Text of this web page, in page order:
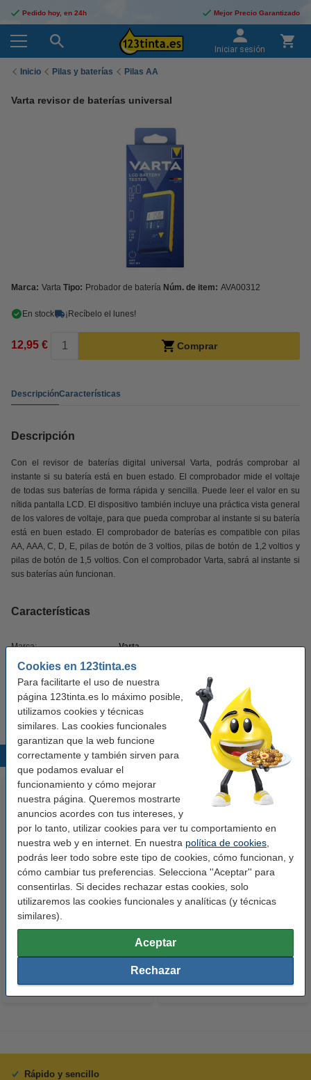
Cookies en 123tinta.es
Para facilitarte el uso de nuestra
página 123tinta.es lo máximo posible,
utilizamos cookies y técnicas
similares. Las cookies funcionales
garantizan que la web funcione
correctamente y también sirven para
que podamos evaluar el
funcionamiento y cómo mejorar
nuestra página. Queremos mostrarte
anuncios acordes con tus intereses, y
por lo tanto, utilizar cookies para ver tu comportamiento en
nuestra web y en internet. En nuestra política de cookies
podrás leer todo sobre este tipo de cookies, cómo funcionan, y
cómo cambiar tus preferencias. Selecciona ''Aceptar'' para
consentirlas. Si decides rechazar estas cookies, solo
utilizaremos las cookies funcionales y analíticas (y técnicas
similares).
Aceptar
Rechazar
Pedido hoy, en 24h Mejor Precio Garantizado
Iniciar sesión
Inicio Pilas y baterías Pilas AA
Varta revisor de baterías universal
Marca: Varta Tipo: Probador de batería Núm. de item: AVA00312
En stock ¡Recíbelo el lunes!
12,95 € Comprar
DescripciónCaracterísticas
Descripción
Con el revisor de baterías digital universal Varta, podrás comprobar al
instante si su batería está en buen estado. El comprobador mide el voltaje
de todas sus baterías de forma rápida y sencilla. Puede leer el valor en su
nítida pantalla LCD. El dispositivo también incluye una práctica vista general
de los valores de voltaje, para que pueda comprobar al instante si su batería
está en buen estado. El comprobador de baterías es compatible con pilas
AA, AAA, C, D, E, pilas de botón de 3 voltios, pilas de botón de 1,2 voltios y
pilas de botón de 1,5 voltios. Con el comprobador Varta, sabrá al instante si
sus baterías aún funcionan.
Características
Marca: Varta
Tipo: Probador de batería
Núm. de item: AVA00312
Productos destacados
Ricoh SP-C430E toner negro
(original)
Duracell Plus
AAA/LR03/MN2400 Pilas
Rápido y sencillo